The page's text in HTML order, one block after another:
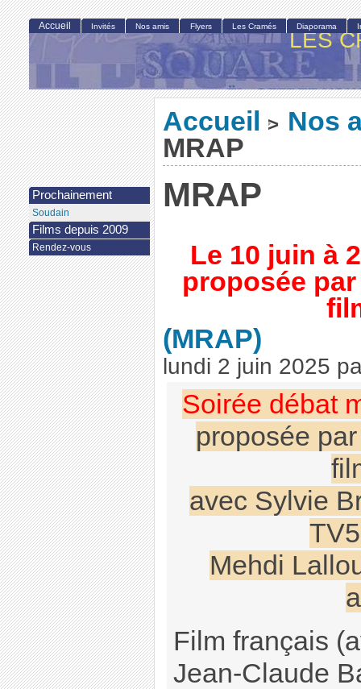
LES
Accueil > Nos
MRAP
MRAP
Le 10 juin à
proposée
(MRAP)
lundi 2 juin 2025
Soirée débat
proposée
avec Sylvie
Mehdi
Film français
Jean-Claude
Accueil Invités Nos amis Flyers Les Cramés Diaporama
Prochainement
Soudain
Films depuis 2009
Rendez-vous